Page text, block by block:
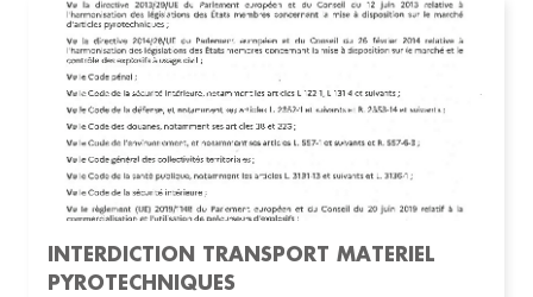
INTERDICTION TRANSPORT MATERIEL
PYROTECHNIQUES